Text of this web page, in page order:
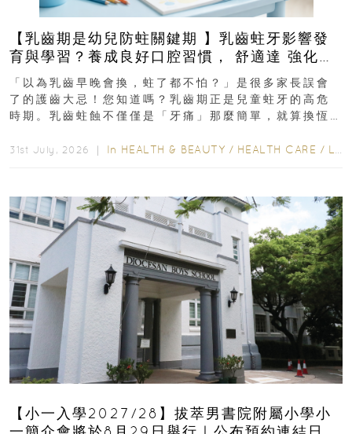
【乳齒期是幼兒防蛀關鍵期 】乳齒蛀牙影響發
育與學習？養成良好口腔習慣， 舒適達 強化琺
瑯質 兒童牙膏防護指南
「以為乳齒早晚會換，蛀了都不怕？」是很多家長誤會
了的護齒大忌！您知道嗎？乳齒期正是兒童蛀牙的高危
時期。乳齒蛀蝕不僅僅是「牙痛」那麼簡單，就算換恆
31st July, 2026 ｜ In HEALTH & BEAUTY / HEALTH CARE / LIFESTYLE
【小一入學2027/28】拔萃男書院附屬小學小